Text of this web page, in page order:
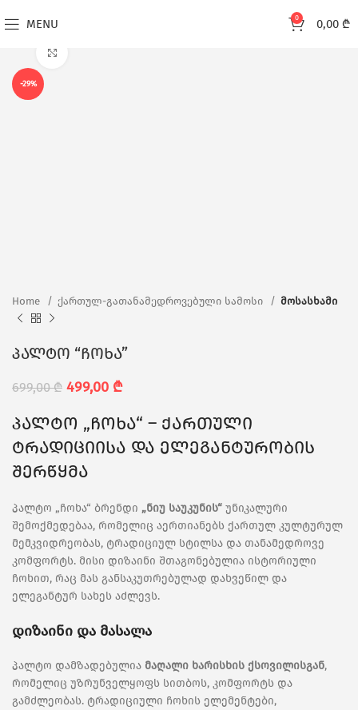
MENU 0 0,00 ₾
-29%
Home ქართულ-გათანამედროვებული სამოსი მოსასხამი
პალტო “ჩოხა”
699,00₾ 499,00 ₾
პალტო „ჩოხა“ – ქართული
ტრადიციისა და ელეგანტურობის
შერწყმა
პალტო „ჩოხა“ ბრენდი „ნიუ საუკუნის“ უნიკალური
შემოქმედებაა, რომელიც აერთიანებს ქართულ კულტურულ
მემკვიდრეობას, ტრადიციულ სტილსა და თანამედროვე
კომფორტს. მისი დიზაინი შთაგონებულია ისტორიული
ჩოხით, რაც მას განსაკუთრებულად დახვეწილ და
ელეგანტურ სახეს აძლევს.
დიზაინი და მასალა
პალტო დამზადებულია მაღალი ხარისხის ქსოვილისგან,
რომელიც უზრუნველყოფს სითბოს, კომფორტს და
გამძლეობას. ტრადიციული ჩოხის ელემენტები,